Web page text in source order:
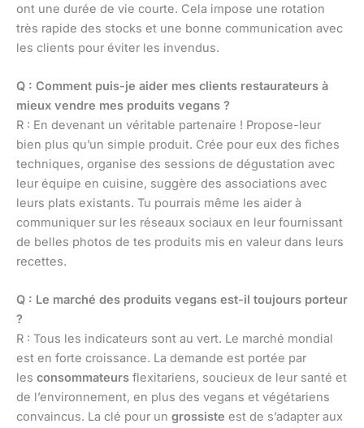
ont une durée de vie courte. Cela impose une rotation
très rapide des stocks et une bonne communication avec
les clients pour éviter les invendus.
Q : Comment puis-je aider mes clients restaurateurs à
mieux vendre mes produits vegans ?
R : En devenant un véritable partenaire ! Propose-leur
bien plus qu’un simple produit. Crée pour eux des fiches
techniques, organise des sessions de dégustation avec
leur équipe en cuisine, suggère des associations avec
leurs plats existants. Tu pourrais même les aider à
communiquer sur les réseaux sociaux en leur fournissant
de belles photos de tes produits mis en valeur dans leurs
recettes.
Q : Le marché des produits vegans est-il toujours porteur
?
R : Tous les indicateurs sont au vert. Le marché mondial
est en forte croissance. La demande est portée par
les consommateurs flexitariens, soucieux de leur santé et
de l’environnement, en plus des vegans et végétariens
convaincus. La clé pour un grossiste est de s’adapter aux